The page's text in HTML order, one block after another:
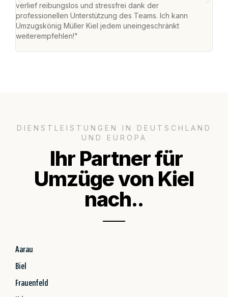
verlief reibungslos und stressfrei dank der
professionellen Unterstützung des Teams. Ich kann
Umzugskönig Müller Kiel jedem uneingeschränkt
weiterempfehlen!"
DIENSTLEISTUNGEN IN DEUTSCHLAND
UND EUROPA
Ihr Partner für
Umzüge von Kiel
nach..
Aarau
Biel
Frauenfeld